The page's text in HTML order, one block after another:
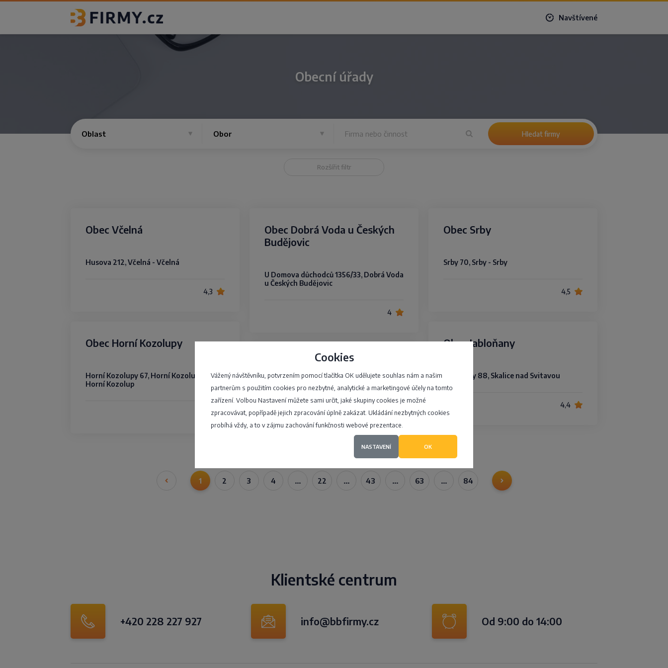
Cookies
Vážený návštěvníku, potvrzením pomocí tlačítka OK udělujete souhlas nám a našim
partnerům s použitím cookies pro nezbytné, analytické a marketingové účely na tomto
zařízení. Volbou Nastavení můžete sami určit, jaké skupiny cookies je možné
zpracovávat, popřípadě jejich zpracování úplně zakázat. Ukládání nezbytných cookies
probíhá vždy, a to v zájmu zachování funkčnosti webové prezentace.
NASTAVENÍ OK
Navštívené
Obecní úřady
Oblast Obor Hledat firmy
Rozšířit filtr
Obec Včelná
Husova 212, Včelná - Včelná
4,3
Obec Horní Kozolupy
Horní Kozolupy 67, Horní Kozolupy -
Horní Kozolup
4,1
Obec Dobrá Voda u Českých
Budějovic
U Domova důchodců 1356/33, Dobrá Voda
u Českých Budějovic
4
Obec Suchov
63, Suchov - Suchov
4,8
Obec Srby
Srby 70, Srby - Srby
4,5
Obec Jabloňany
Jabloňany 88, Skalice nad Svitavou
4,4
1 2 3 4 … 22 … 43 … 63 … 84
Klientské centrum
+420 228 227 927 info@bbfirmy.cz Od 9:00 do 14:00